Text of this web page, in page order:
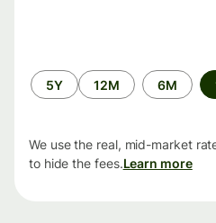
6M
12M
5Y
We use the real, mid-market
to hide the fees.Learn more